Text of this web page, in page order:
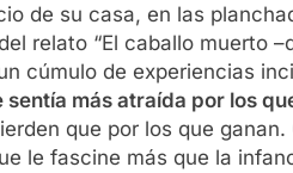
de su casa, en las
relato “El caballo muerto
cúmulo de experiencias
sentía más atraída por los
que por los que ganan.
le fascine más que la